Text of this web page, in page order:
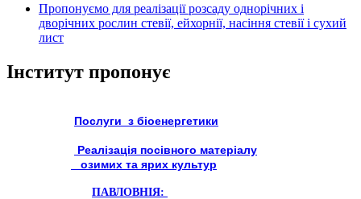
Пропонуємо для реалізації розсаду однорічних і
дворічних рослин стевії, ейхорнії, насіння стевії і сухий
лист
Інститут пропонує
Послуги з біоенергетики
Реалізація посівного матеріалу
озимих та ярих культур
ПАВЛОВНІЯ: